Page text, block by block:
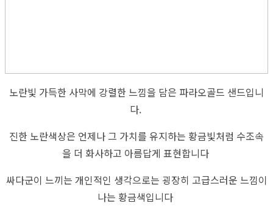
노란빛 가득한 사막에 강렬한 느낌을 담은 파라오골드 샌드입니
다.
진한 노란색상은 언제나 그 가치를 유지하는 황금빛처럼 수조속
을 더 화사하고 아름답게 표현합니다
싸다군이 느끼는 개인적인 생각으로는 굉장히 고급스러운 느낌이
나는 황금색입니다